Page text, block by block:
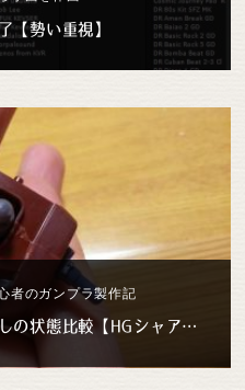
【勢い重視】
者のガンプラ製作記
接着剤の量による合わせ目消しの状態比較【HGシャアザク No8（神ヤス購入）】